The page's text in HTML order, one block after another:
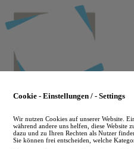
to
main
Cookie - Einstellungen / - Settings
Wir nutzen Cookies auf unserer Website.
während andere uns helfen, diese Website
dazu und zu Ihren Rechten als Nutzer
Sie können frei entscheiden, welche